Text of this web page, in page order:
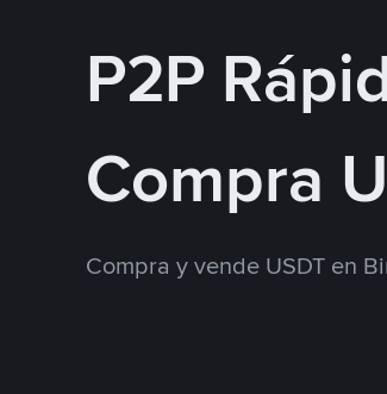
P2P
Compra
Compra y vende USDT en